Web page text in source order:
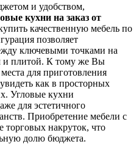
и удобством,
кухни на заказ от
качественную мебель по
позволяет
ключевыми точками на
и плитой. К тому же Вы
для приготовления
как в просторных
Угловые кухни
для эстетичного
Приобретение мебели с
торговых накруток, что
долю бюджета.